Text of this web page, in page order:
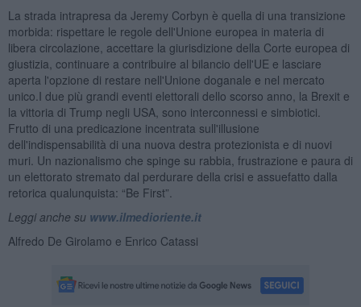
La strada intrapresa da Jeremy Corbyn è quella di una transizione
morbida: rispettare le regole dell'Unione europea in materia di
libera circolazione, accettare la giurisdizione della Corte europea di
giustizia, continuare a contribuire al bilancio dell'UE e lasciare
aperta l'opzione di restare nell'Unione doganale e nel mercato
unico.I due più grandi eventi elettorali dello scorso anno, la Brexit e
la vittoria di Trump negli USA, sono interconnessi e simbiotici.
Frutto di una predicazione incentrata sull'illusione
dell'indispensabilità di una nuova destra protezionista e di nuovi
muri. Un nazionalismo che spinge su rabbia, frustrazione e paura di
un elettorato stremato dal perdurare della crisi e assuefatto dalla
retorica qualunquista: “Be First”.
Leggi anche su www.ilmedioriente.it
Alfredo De Girolamo e Enrico Catassi